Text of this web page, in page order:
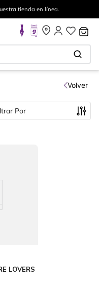
tienda en línea.
Volver
LOVERS